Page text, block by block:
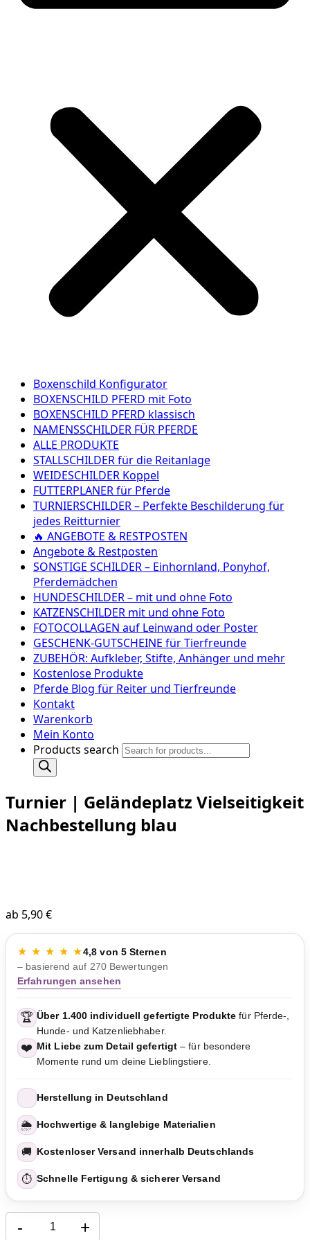
Boxenschild Konfigurator
BOXENSCHILD PFERD mit Foto
BOXENSCHILD PFERD klassisch
NAMENSSCHILDER FÜR PFERDE
ALLE PRODUKTE
STALLSCHILDER für die Reitanlage
WEIDESCHILDER Koppel
FUTTERPLANER für Pferde
TURNIERSCHILDER – Perfekte Beschilderung für
jedes Reitturnier
🔥 ANGEBOTE & RESTPOSTEN
Angebote & Restposten
SONSTIGE SCHILDER – Einhornland, Ponyhof,
Pferdemädchen
HUNDESCHILDER – mit und ohne Foto
KATZENSCHILDER mit und ohne Foto
FOTOCOLLAGEN auf Leinwand oder Poster
GESCHENK-GUTSCHEINE für Tierfreunde
ZUBEHÖR: Aufkleber, Stifte, Anhänger und mehr
Kostenlose Produkte
Pferde Blog für Reiter und Tierfreunde
Kontakt
Warenkorb
Mein Konto
Products search
Turnier | Geländeplatz Vielseitigkeit
Nachbestellung blau
ab 5,90€
★ ★ ★ ★ ★4,8 von 5 Sternen
– basierend auf 270 Bewertungen
Erfahrungen ansehen
🏆 Über 1.400 individuell gefertigte Produkte für Pferde-,
Hunde- und Katzenliebhaber.
❤️ Mit Liebe zum Detail gefertigt – für besondere
Momente rund um deine Lieblingstiere.
Herstellung in Deutschland
🌦️ Hochwertige & langlebige Materialien
🚚 Kostenloser Versand innerhalb Deutschlands
⏱️ Schnelle Fertigung & sicherer Versand
- +